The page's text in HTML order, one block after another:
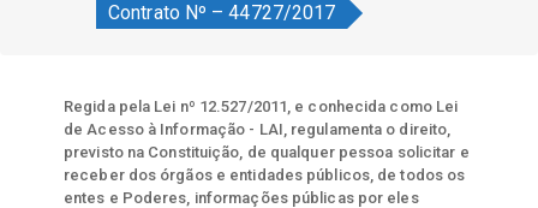
Contrato Nº – 44727/2017
Regida pela Lei nº 12.527/2011, e conhecida como Lei
de Acesso à Informação - LAI, regulamenta o direito,
previsto na Constituição, de qualquer pessoa solicitar e
receber dos órgãos e entidades públicos, de todos os
entes e Poderes, informações públicas por eles